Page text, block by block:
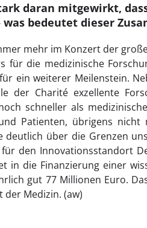
daran mitgewirkt,
was bedeutet dieser
mehr im Konzert der
für die medizinische
ein weiterer Meilenstein.
der Charité exzellente
schneller als
Patienten, übrigens
deutlich über die Grenzen
den Innovationsstandort
in die Finanzierung einer
gut 77 Millionen Euro.
der Medizin. (aw)